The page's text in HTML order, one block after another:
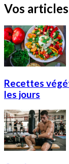
Vos
Recettes
les jours